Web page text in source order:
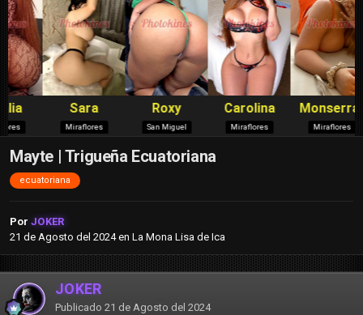
Mayte | Trigueña Ecuatoriana
ecuatoriana
Por JOKER
21 de Agosto del 2024en La Mona Lisa de Ica
JOKER
Publicado 21 de Agosto del 2024